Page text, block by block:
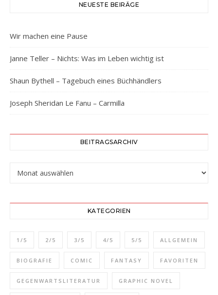
NEUESTE BEIRÄGE
Wir machen eine Pause
Janne Teller – Nichts: Was im Leben wichtig ist
Shaun Bythell – Tagebuch eines Büchhändlers
Joseph Sheridan Le Fanu – Carmilla
BEITRAGSARCHIV
KATEGORIEN
1/5 2/5 3/5 4/5 5/5 ALLGEMEIN
BIOGRAFIE COMIC FANTASY FAVORITEN
GEGENWARTSLITERATUR GRAPHIC NOVEL